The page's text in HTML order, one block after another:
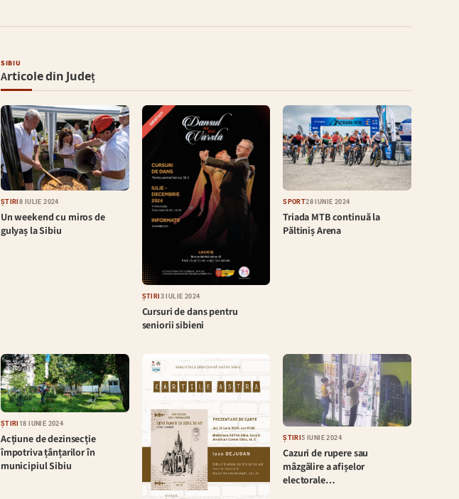
SIBIU
Articole din Județ
ȘTIRI 8 IULIE 2024
Un weekend cu miros de
gulyaș la Sibiu
ȘTIRI 3 IULIE 2024
Cursuri de dans pentru
seniorii sibieni
SPORT28 IUNIE 2024
Triada MTB continuă la
Păltiniș Arena
ȘTIRI 18 IUNIE 2024
Acțiune de dezinsecție
împotriva țânțarilor în
municipiul Sibiu
ȘTIRI5 IUNIE 2024
Cazuri de rupere sau
mâzgălire a afișelor
electorale…